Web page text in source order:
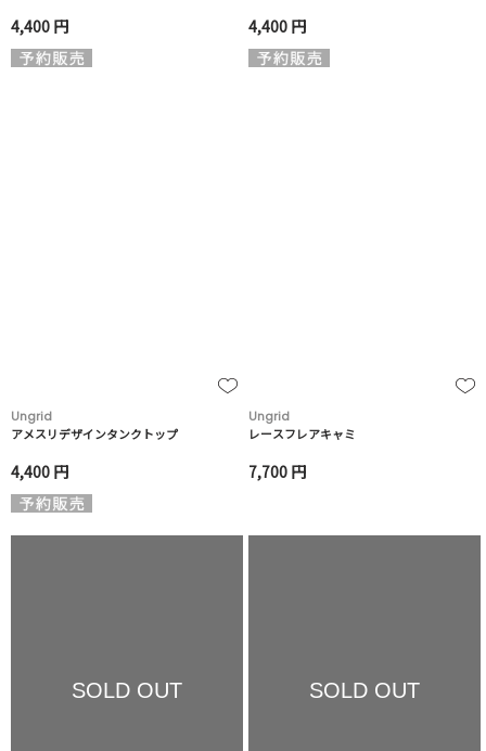
4,400 円 4,400 円
Ungrid
アメスリデザインタンクトップ
4,400 円
Ungrid
レースフレアキャミ
7,700 円
SOLD OUT SOLD OUT